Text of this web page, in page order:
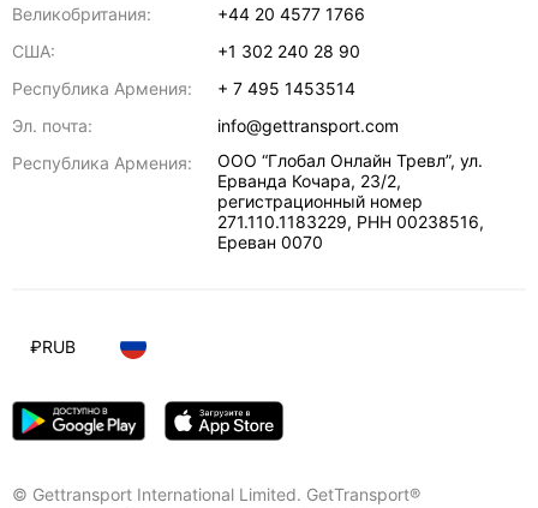
Великобритания:
+44 20 4577 1766
США:
+1 302 240 28 90
Республика Армения:
+ 7 495 1453514
Эл. почта:
info@gettransport.com
Республика Армения:
ООО “Глобал Онлайн Тревл”, ул.
Ерванда Кочара, 23/2,
регистрационный номер
271.110.1183229, РНН 00238516,
Ереван 0070
© Gettransport International Limited. GetTransport®
₽RUB